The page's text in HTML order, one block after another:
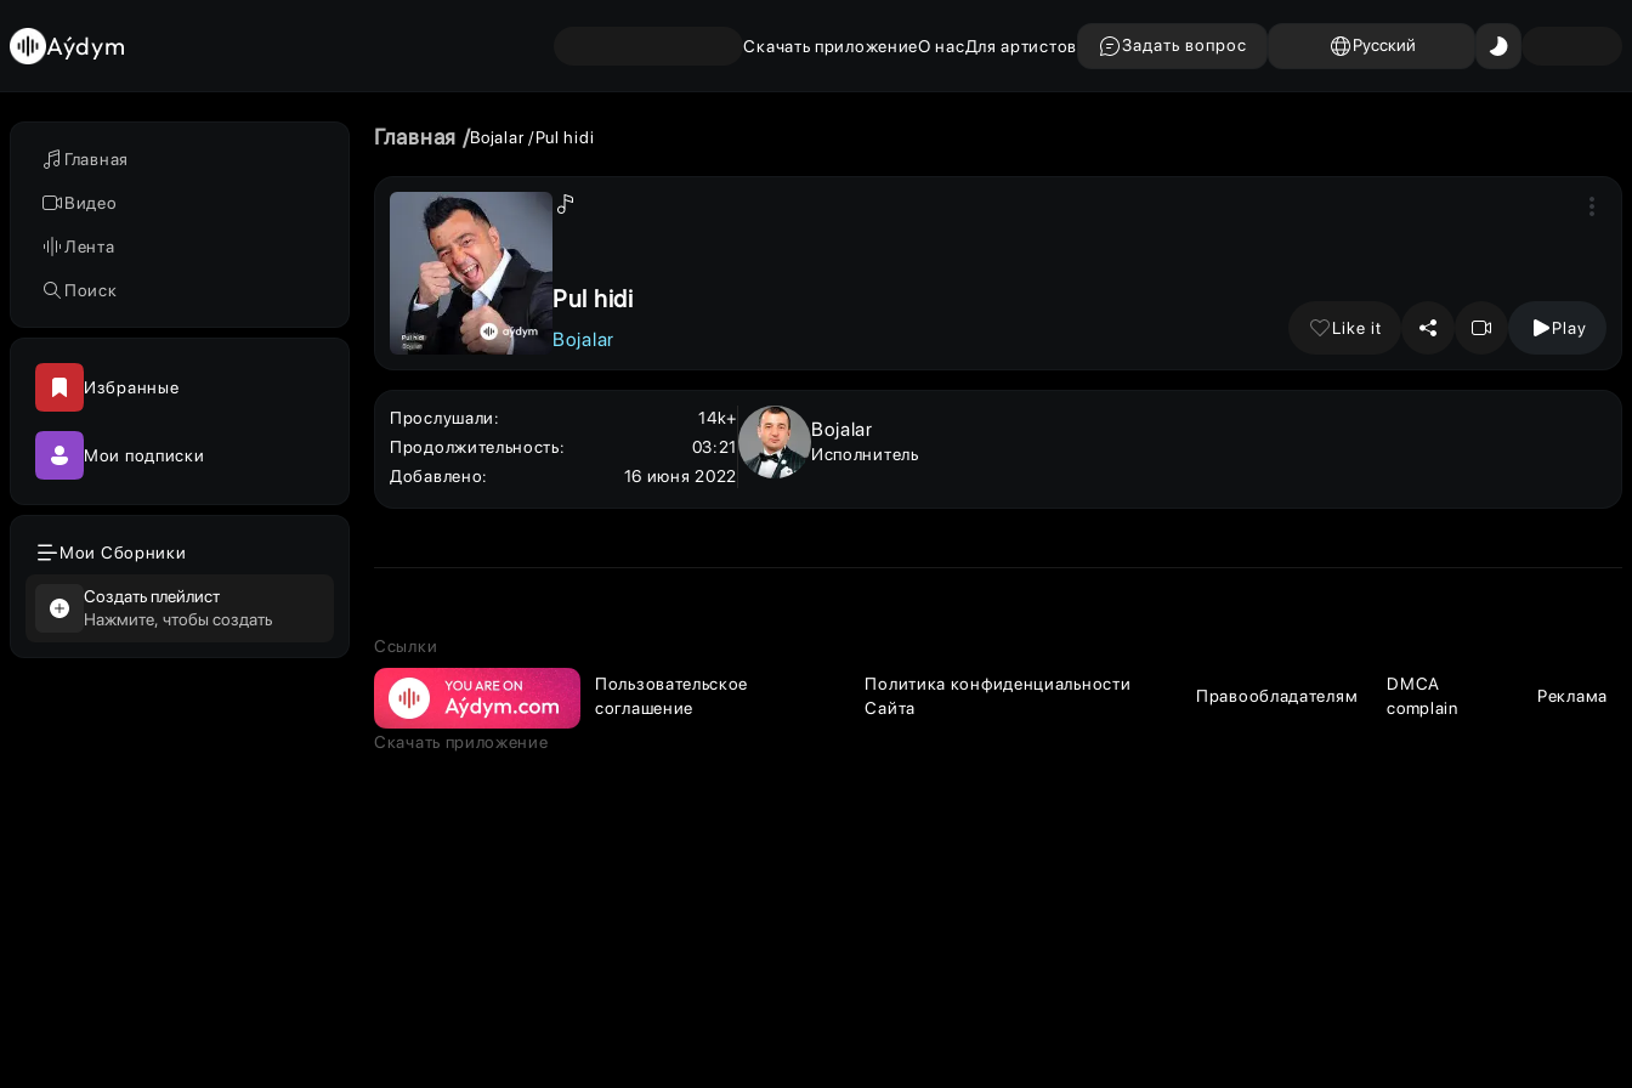
Главная
Видео
Лента
Поиск
Избранные
Мои подписки
Мои Сборники
Создать плейлист
Нажмите, чтобы создать
Aýdym Скачать приложениеО насДля артистов Задать вопрос Русский
Главная Bojalar Pul hidi
Pul hidi
Bojalar
Like it Play
Прослушали:
14k+
Продолжительность:
03:21
Добавлено: 16 июня 2022
Bojalar
Исполнитель
Ссылки
Пользовательское
соглашение
Политика конфиденциальности
Сайта
Правообладателям
DMCA
complain
Реклама
Скачать приложение